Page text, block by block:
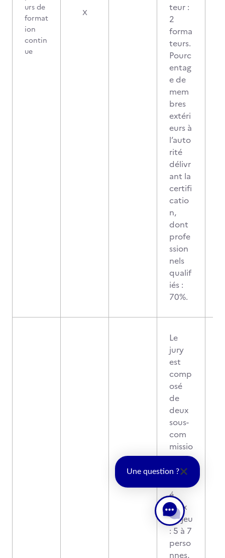
urs de
format
ion
contin
ue
X
teur :
2
forma
teurs.
Pourc
entag
e de
mem
bres
extéri
eurs à
l’auto
rité
délivr
ant la
certifi
catio
n,
dont
profe
ssion
nels
qualif
iés :
70%.
Le
jury
est
comp
osé
de
deux
sous-
com
missio
ns :
- un
é
lieux
de jeu
: 5 à 7
perso
nnes,
Une question ?